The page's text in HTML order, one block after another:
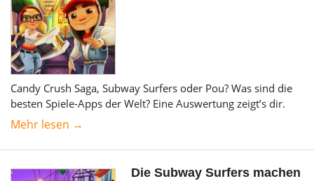
Candy Crush Saga, Subway Surfers oder Pou? Was sind die
besten Spiele-Apps der Welt? Eine Auswertung zeigt’s dir.
Mehr lesen →
Die Subway Surfers machen